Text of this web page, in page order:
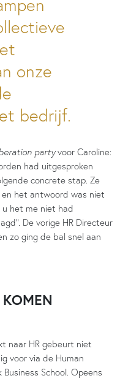
onze
bedrijf.
partyvoor Caroline:
had uitgesproken
concrete stap. Ze
en het antwoord was niet
u het me niet had
De vorige HR Directeur
zo ging de bal snel aan
naar HR gebeurt niet
voor via de Human
School. Opeens